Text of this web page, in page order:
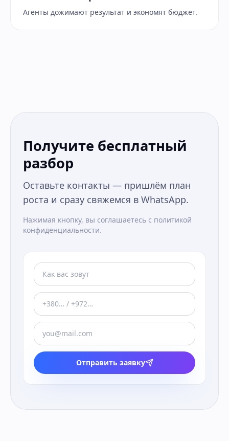
Агенты дожимают результат и экономят бюджет.
Получите бесплатный
разбор
Оставьте контакты — пришлём план
роста и сразу свяжемся в WhatsApp.
Нажимая кнопку, вы соглашаетесь с политикой
конфиденциальности.
Отправить заявку